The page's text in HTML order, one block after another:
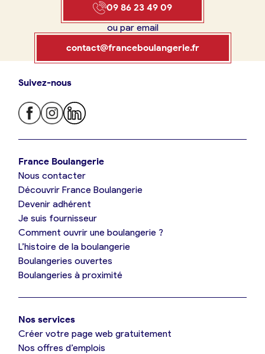
Je trouve ma boulangerie
Je suis boulanger
Je découvre France Boulangerie
Mes tarifs
Je référence ma boulangerie (gratuit)
Je référence
ma
09 86 23 49 09
09 86 23 49 09
Oui, appeler
Non, annuler
ou par email
contact@franceboulangerie.fr
Suivez-nous
France Boulangerie
Nous contacter
Découvrir France Boulangerie
Devenir adhérent
Je suis fournisseur
Comment ouvrir une boulangerie ?
L’histoire de la boulangerie
Boulangeries ouvertes
Boulangeries à proximité
Nos services
Créer votre page web gratuitement
Nos offres d’emplois